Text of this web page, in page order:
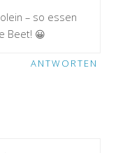
– so essen
Beet! 😀
ANTWORTEN